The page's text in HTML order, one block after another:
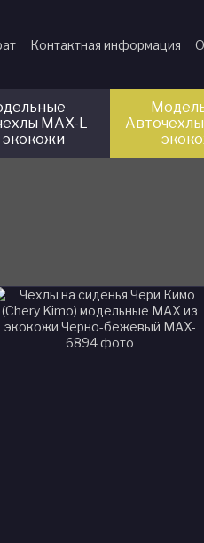
Контактная информация
MAX-L
экокожи